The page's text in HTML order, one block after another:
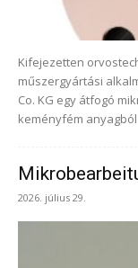
Kifejezetten
műszergyártási
Co. KG egy átfogó
keményfém anyagból
2026. július 29.